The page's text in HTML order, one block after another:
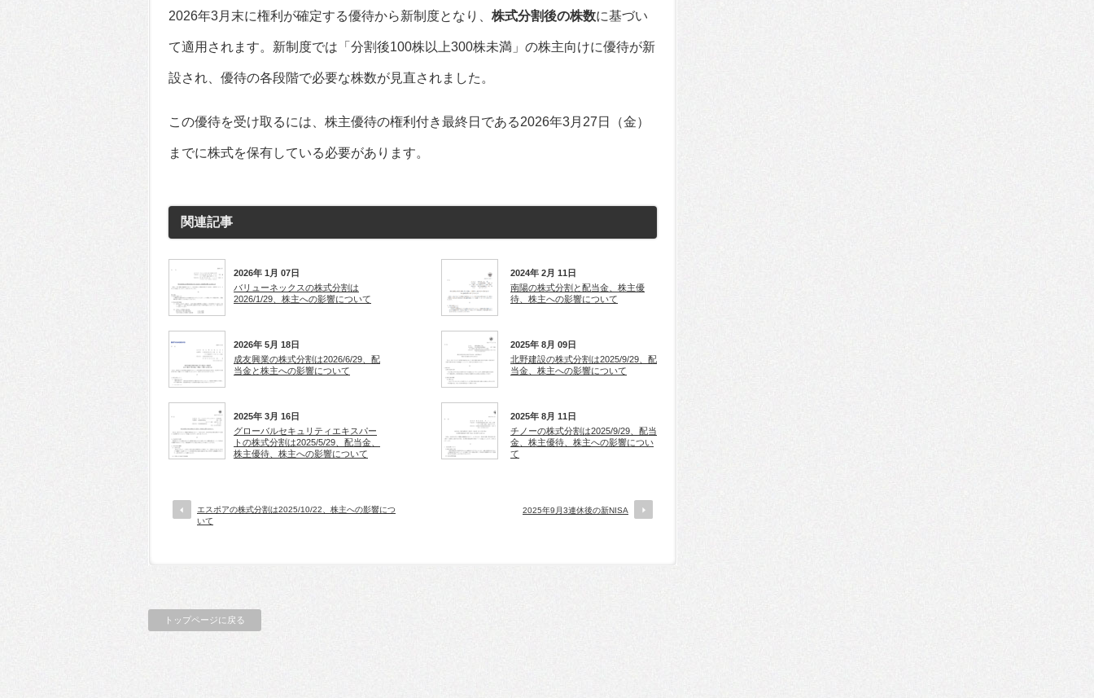
2026年3月末に権利が確定する優待から新制度となり、 株式分割後の株数に基づい
て適用されます。新制度では「分割後100株以上300株未満」の株主向けに優待が新
設され、優待の各段階で必要な株数が見直されました。
この優待を受け取るには、株主優待の権利付き最終日である2026年3月27日（金）
までに株式を保有している必要があります。
関連記事
2026年 1月 07日
バリューネックスの株式分割は
2026/1/29、株主への影響について
2024年 2月 11日
南陽の株式分割と配当金、株主優
待、株主への影響について
2026年 5月 18日
成友興業の株式分割は2026/6/29、配
当金と株主への影響について
2025年 8月 09日
北野建設の株式分割は2025/9/29、配
当金、株主への影響について
2025年 3月 16日
グローバルセキュリティエキスパー
トの株式分割は2025/5/29、配当金、
株主優待、株主への影響について
2025年 8月 11日
チノーの株式分割は2025/9/29、配当
金、株主優待、株主への影響につい
て
エスポアの株式分割は2025/10/22、株主への影響につ
いて
2025年9月3連休後の新NISA
トップページに戻る